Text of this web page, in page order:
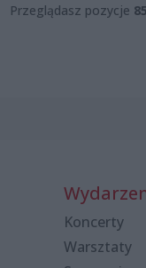
Przeglądasz pozycje 85
Koncerty
Warsztaty